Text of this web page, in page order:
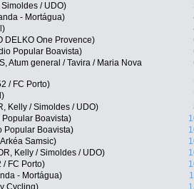
/ UDO)
- Mortágua)
DELKO One Provence)
Popular Boavista)
Atum general / Tavira / Maria Nova
/ FC Porto)
Kelly / Simoldes / UDO)
Boavista)
Popular Boavista)
Samsic)
Kelly / Simoldes / UDO)
/ FC Porto)
- Mortágua)